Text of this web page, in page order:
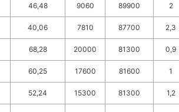
46,48 9060 89900 2
40,06 7810 87700 2,3
68,28 20000 81300 0,9
60,25 17600 81600 1
52,24 15300 81300 1,2